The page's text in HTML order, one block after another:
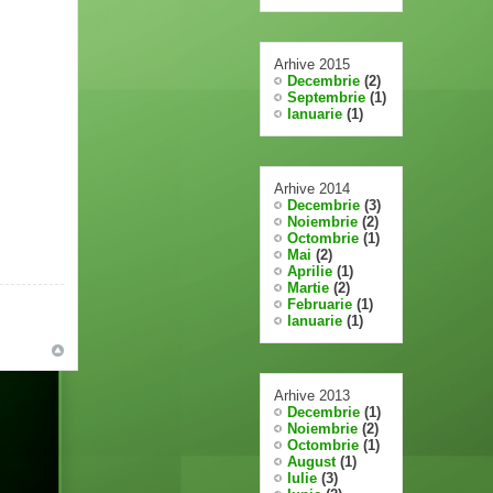
Arhive 2015
Decembrie (2)
Septembrie (1)
Ianuarie (1)
Arhive 2014
Decembrie (3)
Noiembrie (2)
Octombrie (1)
Mai (2)
Aprilie (1)
Martie (2)
Februarie (1)
Ianuarie (1)
Arhive 2013
Decembrie (1)
Noiembrie (2)
Octombrie (1)
August(1)
Iulie (3)